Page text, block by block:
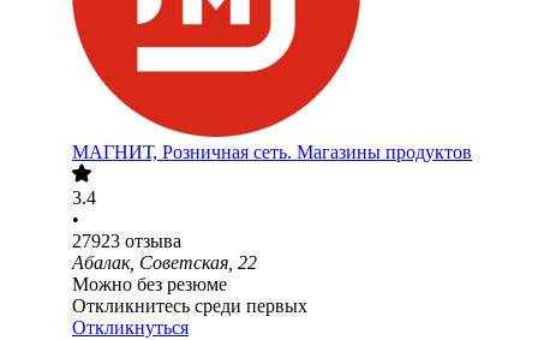
МАГНИТ, Розничная сеть. Магазины продуктов
3.4
•
27923 отзыва
Абалак, Советская, 22
Можно без резюме
Откликнитесь среди первых
Откликнуться